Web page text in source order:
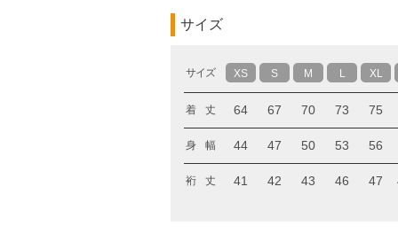
サイズ
サイズ XS S M L XL
着 丈 64 67 70 73 75
身 幅 44 47 50 53 56
裄 丈 41 42 43 46 47